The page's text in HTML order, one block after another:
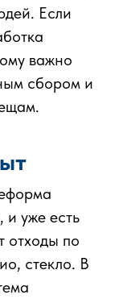
Если
важно
сбором и
и уже есть
отходы по
стекло. В